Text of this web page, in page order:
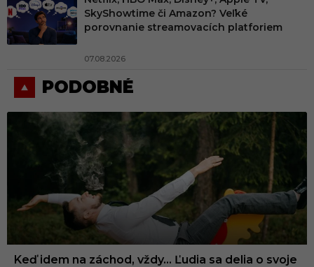
SkyShowtime či Amazon? Veľké
porovnanie streamovacích platforiem
07.08.2026
PODOBNÉ
Keď idem na záchod, vždy… Ľudia sa delia o svoje